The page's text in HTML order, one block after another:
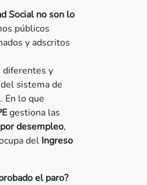
Social no son lo
públicos
y adscritos
diferentes y
sistema de
En lo que
gestiona las
desempleo,
del Ingreso
el paro?